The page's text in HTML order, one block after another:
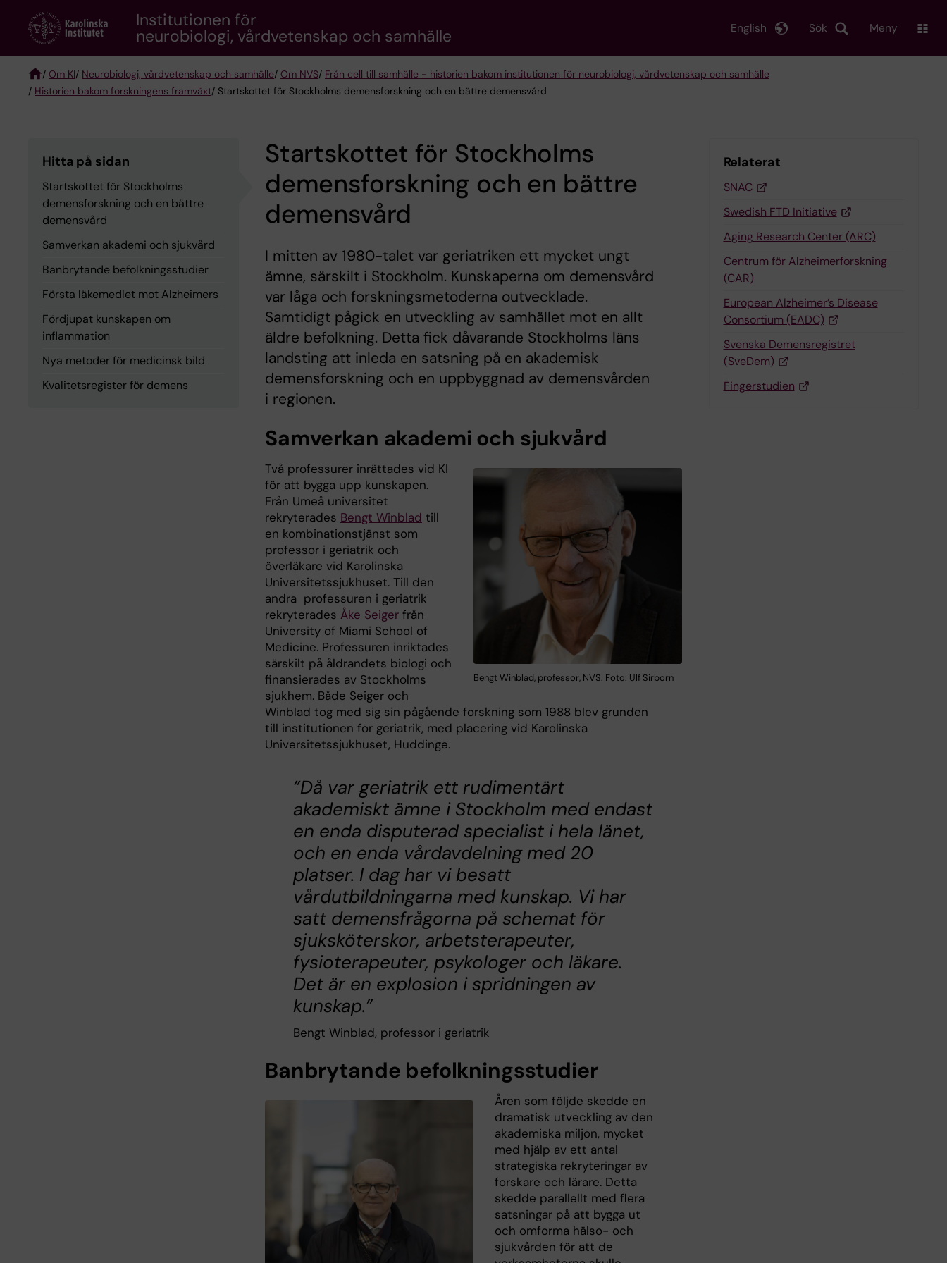
content
Institutionen för
neurobiologi, vårdvetenskap och samhälle Sök
English Meny
Breadcrumb
/ Om KI/ Neurobiologi, vårdvetenskap och samhälle/ Om NVS/ Från cell till samhälle - historien bakom institutionen för neurobiologi, vårdvetenskap och samhälle
/ Historien bakom forskningens framväxt/ Startskottet för Stockholms demensforskning och en bättre demensvård
Hitta på sidan
Startskottet för Stockholms
demensforskning och en bättre
demensvård
Samverkan akademi och sjukvård
Banbrytande befolkningsstudier
Första läkemedlet mot Alzheimers
Fördjupat kunskapen om
inflammation
Nya metoder för medicinsk bild
Kvalitetsregister för demens
Startskottet för Stockholms
demensforskning och en bättre
demensvård
I mitten av 1980-talet var geriatriken ett mycket ungt
ämne, särskilt i Stockholm. Kunskaperna om demensvård
var låga och forskningsmetoderna outvecklade.
Samtidigt pågick en utveckling av samhället mot en allt
äldre befolkning. Detta fick dåvarande Stockholms läns
landsting att inleda en satsning på en akademisk
demensforskning och en uppbyggnad av demensvården
i regionen.
Samverkan akademi och sjukvård
Bengt Winblad, professor, NVS. Foto: Ulf Sirborn
Två professurer inrättades vid KI
för att bygga upp kunskapen.
Från Umeå universitet
rekryterades Bengt Winblad till
en kombinationstjänst som
professor i geriatrik och
överläkare vid Karolinska
Universitetssjukhuset. Till den
andra professuren i geriatrik
rekryterades Åke Seiger från
University of Miami School of
Medicine. Professuren inriktades
särskilt på åldrandets biologi och
finansierades av Stockholms
sjukhem. Både Seiger och
Winblad tog med sig sin pågående forskning som 1988 blev grunden
till institutionen för geriatrik, med placering vid Karolinska
Universitetssjukhuset, Huddinge.
”Då var geriatrik ett rudimentärt
akademiskt ämne i Stockholm med endast
en enda disputerad specialist i hela länet,
och en enda vårdavdelning med 20
platser. I dag har vi besatt
vårdutbildningarna med kunskap. Vi har
satt demensfrågorna på schemat för
sjuksköterskor, arbetsterapeuter,
fysioterapeuter, psykologer och läkare.
Det är en explosion i spridningen av
kunskap.”
Bengt Winblad, professor i geriatrik
Banbrytande befolkningsstudier
Åren som följde skedde en
dramatisk utveckling av den
akademiska miljön, mycket
med hjälp av ett antal
strategiska rekryteringar av
forskare och lärare. Detta
skedde parallellt med flera
satsningar på att bygga ut
och omforma hälso- och
sjukvården för att de
Relaterat
SNAC
Swedish FTD Initiative
Aging Research Center (ARC)
Centrum för Alzheimerforskning
(CAR)
European Alzheimer’s Disease
Consortium (EADC)
Svenska Demensregistret
(SveDem)
Fingerstudien